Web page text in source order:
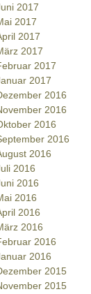
2017
2017
2017
2017
2017
2017
2016
2016
2016
2016
2016
2016
2016
2016
2016
2016
2016
2016
2015
2015